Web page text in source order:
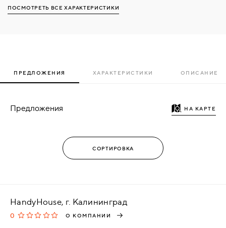
ПОСМОТРЕТЬ ВСЕ ХАРАКТЕРИСТИКИ
ПРЕДЛОЖЕНИЯ ХАРАКТЕРИСТИКИ ОПИСАНИЕ
Предложения НА КАРТЕ
HandyHouse, г. Калининград
0 О КОМПАНИИ